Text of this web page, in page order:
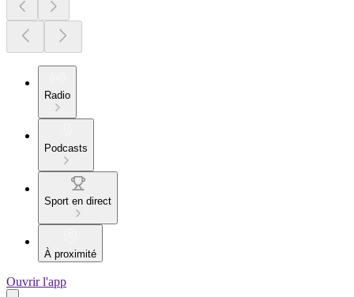
Radio
Podcasts
Sport en direct
À proximité
Ouvrir l'app